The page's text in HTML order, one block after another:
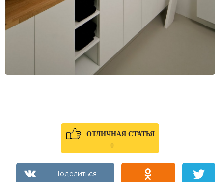
ОТЛИЧНАЯ СТАТЬЯ
0